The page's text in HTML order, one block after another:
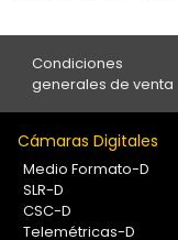
Condiciones
generales de venta
Cámaras Digitales
Medio Formato-D
SLR-D
CSC-D
Telemétricas-D